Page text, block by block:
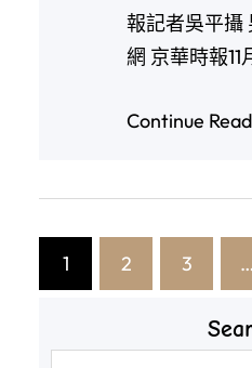
報記者吳平攝
網 京華時報11
Continue
1 2 3 …